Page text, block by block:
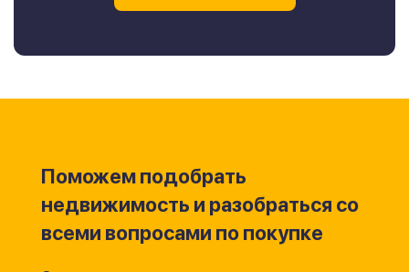
Поможем подобрать
недвижимость и разобраться со
всеми вопросами по покупке